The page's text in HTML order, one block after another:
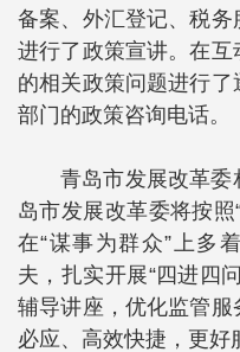
备案、外汇登记、税
进行了政策宣讲。在
的相关政策问题进行
部门的政策咨询电话。
青岛市发展改革
岛市发展改革委将按
在“谋事为群众”上多
夫，扎实开展“四进四
辅导讲座，优化监管
必应、高效快捷，更好